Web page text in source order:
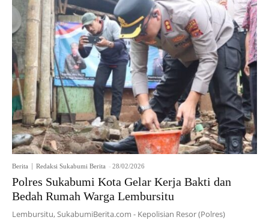
Berita Redaksi Sukabumi Berita - 28/02/2026
Polres Sukabumi Kota Gelar Kerja Bakti dan
Bedah Rumah Warga Lembursitu
Lembursitu, SukabumiBerita.com - Kepolisian Resor (Polres)